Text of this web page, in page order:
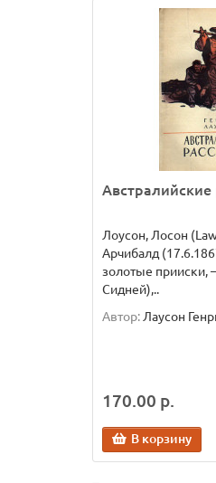
Австралийские
Лоусон, Лосон
Арчибалд
золотые прииски,
Сидней),..
Автор: Лаусон
170.00 р.
В корзину